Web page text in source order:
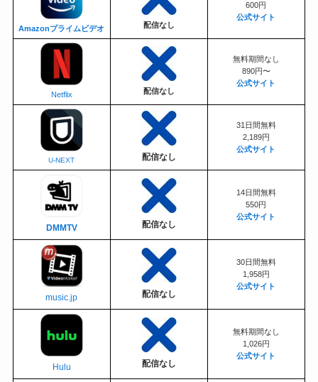
Amazonプライムビデオ 配信なし
600円
公式サイト
Netflix 配信なし
無料期間なし
890円〜
公式サイト
U-NEXT 配信なし
31日間無料
2,189円
公式サイト
DMMTV 配信なし
14日間無料
550円
公式サイト
music.jp 配信なし
30日間無料
1,958円
公式サイト
Hulu 配信なし
無料期間なし
1,026円
公式サイト